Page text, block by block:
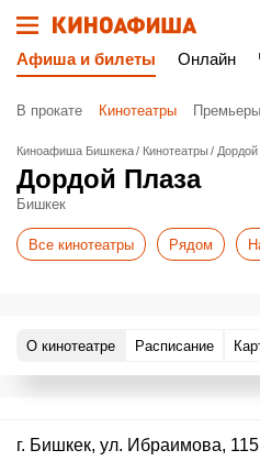
Афиша и билеты Онлайн
В прокате Кинотеатры Премьеры
Киноафиша Бишкека Кинотеатры
Дордой Плаза
Бишкек
Все кинотеатры Рядом
О кинотеатре Расписание
г. Бишкек, ул. Ибраимова,